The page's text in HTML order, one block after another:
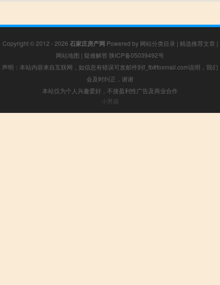
Copyright © 2012 - 2026 石家庄房产网 Powered by 网站分类目录 | 精选推荐文章 |
网站地图 | 疑难解答 陕ICP备05039492号
声明：本站内容来自互联网，如信息有错误可发邮件到f_fb#foxmail.com说明，我们
会及时纠正，谢谢
本站仅为个人兴趣爱好，不接盈利性广告及商业合作
小男孩